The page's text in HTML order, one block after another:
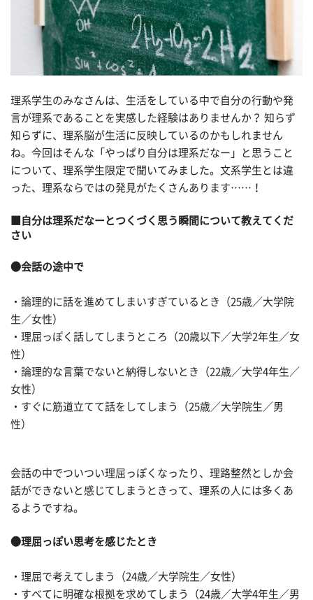
理系学生のみなさんは、生活をしている中で自分の行動や発
言が理系であることを実感した経験はありませんか？ 知らず
知らずに、理系脳が生活に反映しているのかもしれません
ね。今回はそんな「やっぱり自分は理系だなー」と思うこと
について、理系学生限定で 聞いてみました。文系学生とは違
った、理系ならではの発見がたくさんあります……！
■自分は理系だなーとつくづく思う瞬間について教えてくだ
さい
●会話の途中で
・論理的に話を進めてしまいすぎているとき（25歳／大学院
生／女性）
・理屈っぽく話してしまうところ（20歳以下／大学2年生／女
性）
・論理的な言葉でないと納得しないとき（22歳／大学4年生／
女性）
・すぐに筋道立てて話をしてしまう（25歳／大学院生／男
性）
会話の中でついつい理屈っぽくなったり、理路整然としか会
話ができないと感じてしまうときって、理系の人には多くあ
るようですね。
●理屈っぽい思考を感じたとき
・理屈で考えてしまう（24歳／大学院生／女性）
・すべてに明確な根拠を求めてしまう（24歳／大学4年生／男